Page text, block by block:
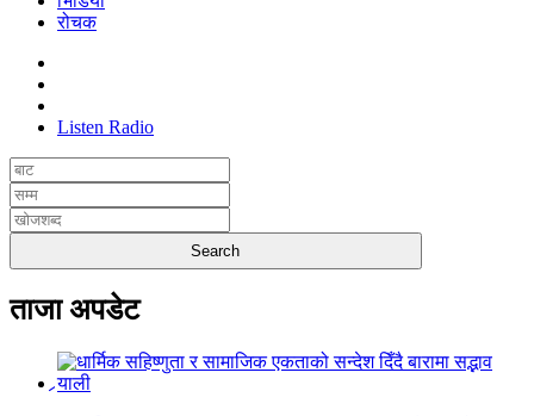
रोचक
Listen Radio
ताजा अपडेट